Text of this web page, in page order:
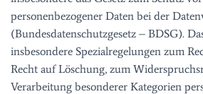
personenbezogener Daten bei der
(Bundesdatenschutzgesetz – BDSG).
insbesondere Spezialregelungen zum
Recht auf Löschung, zum
Verarbeitung besonderer Kategorien